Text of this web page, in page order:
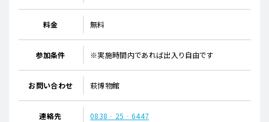
料金 無料
参加条件 ※実施時間内であれば出入り自由です
お問い合わせ 萩博物館
連絡先 0838‐25‐6447